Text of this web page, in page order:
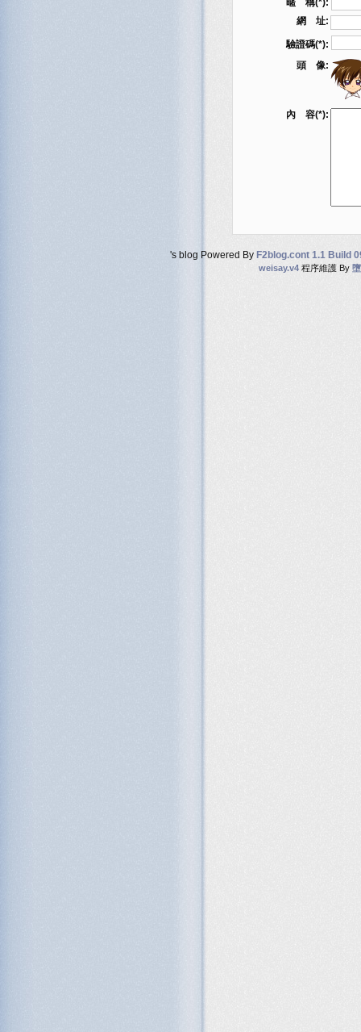
網 址:
驗證碼(*):
頭 像:
內 容(*):
's blog Powered By F2blog.cont 1.1 Build
weisay.v4程序維護 By